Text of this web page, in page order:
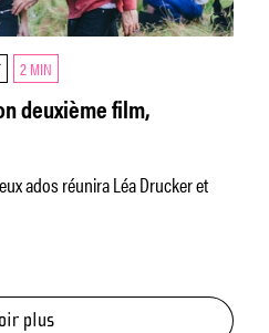
2 MIN
deuxième film,
ados réunira Léa Drucker et
plus